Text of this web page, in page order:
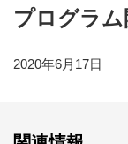
プログラム
2020年6月17日